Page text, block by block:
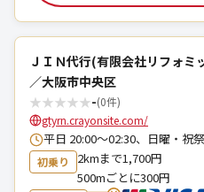
ＪＩＮ代行(有限会社リフォミ
／大阪市中央区
★★★★★-(0件)
gtyrn.crayonsite.com/
平日 20:00～02:30、日曜・祝
初乗り
2kmまで1,700円
500mごとに300円